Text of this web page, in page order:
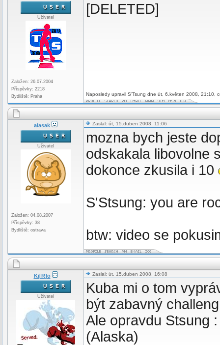
Uživatel
Založen: 26.07.2004
Příspěvky: 2218
Bydliště: Praha
[DELETED]
Naposledy upravil S'Tsung dne út, 6.květen 2008, 21:10,
alasak
Uživatel
Založen: 04.08.2007
Příspěvky: 38
Bydliště: ostrava
Zaslal: út, 15.duben 2008, 11:06
mozna bych jeste
odskakala libovolne
dokonce zkusila i 10
S'Stsung: you are
btw: video se
Ki[R]o
Uživatel
Zaslal: út, 15.duben 2008, 16:08
Kuba mi o tom
být zabavný
Ale opravdu Stsung
(Alaska)